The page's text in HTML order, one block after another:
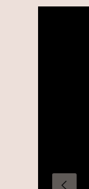
Anterior